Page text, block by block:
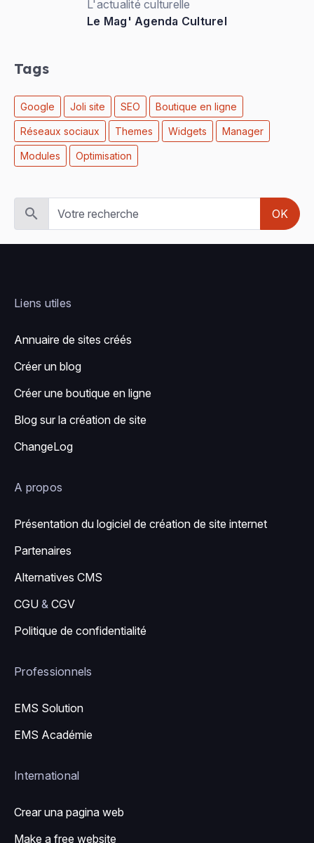
L'actualité culturelle
Le Mag' Agenda Culturel
Tags
Google Joli site SEO Boutique en ligne
Réseaux sociaux Themes Widgets Manager
Modules Optimisation
OK
Liens utiles
Annuaire de sites créés
Créer un blog
Créer une boutique en ligne
Blog sur la création de site
ChangeLog
A propos
Présentation du logiciel de création de site internet
Partenaires
Alternatives CMS
CGU & CGV
Politique de confidentialité
Professionnels
EMS Solution
EMS Académie
International
Crear una pagina web
Make a free website